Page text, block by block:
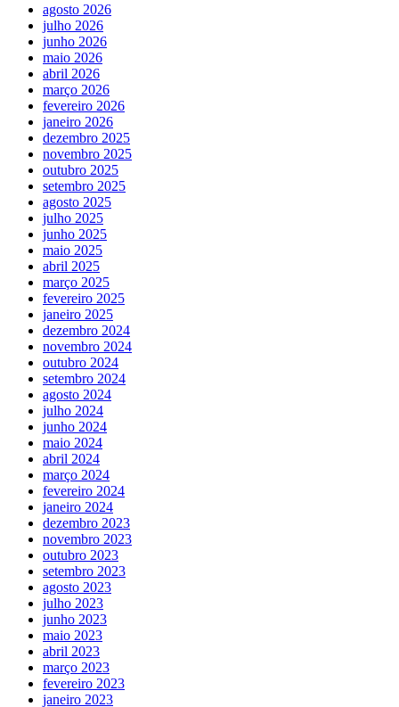
agosto 2026
julho 2026
junho 2026
maio 2026
abril 2026
março 2026
fevereiro 2026
janeiro 2026
dezembro 2025
novembro 2025
outubro 2025
setembro 2025
agosto 2025
julho 2025
junho 2025
maio 2025
abril 2025
março 2025
fevereiro 2025
janeiro 2025
dezembro 2024
novembro 2024
outubro 2024
setembro 2024
agosto 2024
julho 2024
junho 2024
maio 2024
abril 2024
março 2024
fevereiro 2024
janeiro 2024
dezembro 2023
novembro 2023
outubro 2023
setembro 2023
agosto 2023
julho 2023
junho 2023
maio 2023
abril 2023
março 2023
fevereiro 2023
janeiro 2023